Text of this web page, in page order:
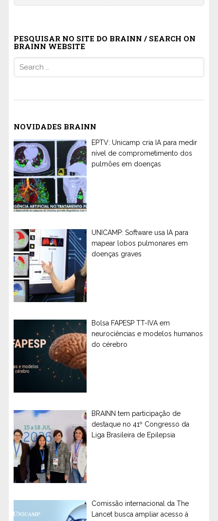
PESQUISAR NO SITE DO BRAINN / SEARCH ON
BRAINN WEBSITE
for:
NOVIDADES BRAINN
EPTV: Unicamp cria IA para medir
nível de comprometimento dos
pulmões em doenças
UNICAMP: Software usa IA para
mapear lobos pulmonares em
doenças graves
Bolsa FAPESP TT-IVA em
neurociências e modelos humanos
do cérebro
BRAINN tem participação de
destaque no 41º Congresso da
Liga Brasileira de Epilepsia
Comissão internacional da The
Lancet busca ampliar acesso à